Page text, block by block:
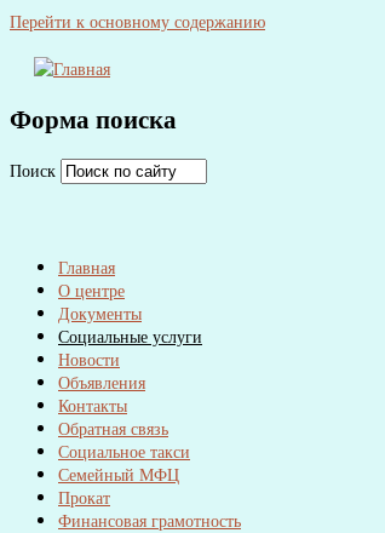
Перейти к основному содержанию
Форма поиска
Поиск
Главная
О центре
Документы
Социальные услуги
Новости
Объявления
Контакты
Обратная связь
Социальное такси
Семейный МФЦ
Прокат
Финансовая грамотность